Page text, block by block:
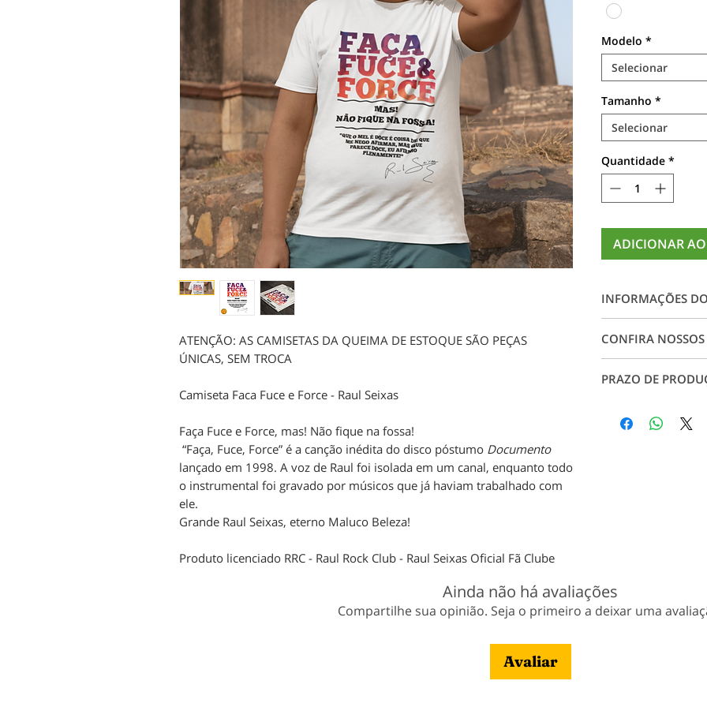
ATENÇÃO: AS CAMISETAS DA QUEIMA DE ESTOQUE SÃO PEÇAS
ÚNICAS, SEM TROCA
Camiseta Faca Fuce e Force - Raul Seixas
Faça Fuce e Force, mas! Não fique na fossa!
“Faça, Fuce, Force” é a canção inédita do disco póstumo Documento
lançado em 1998. A voz de Raul foi isolada em um canal, enquanto todo
o instrumental foi gravado por músicos que já haviam trabalhado com
ele.
Grande Raul Seixas, eterno Maluco Beleza!
Produto licenciado RRC - Raul Rock Club - Raul Seixas Oficial Fã Clube
Modelo *
Selecionar
Tamanho *
Selecionar
Quantidade *
ADICIONAR
INFORMAÇÕES
impressão digital
rachaduras,
durabilidade.
CONFIRA
Tabela de Medidas.
conosco.
PRAZO DE
pagamento;
Ainda não há avaliações
Compartilhe sua opinião. Seja o primeiro a deixar uma
Avaliar